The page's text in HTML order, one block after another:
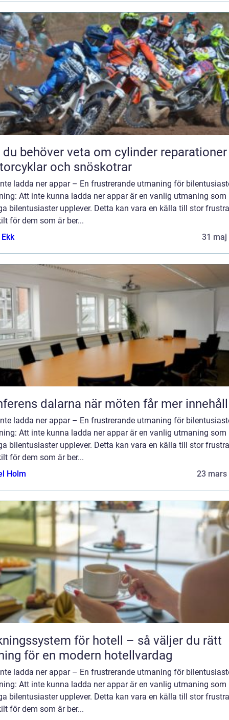
behöver veta om cylinder
och snöskotrar
ladda ner appar – En frustrerande utmaning för
Att inte kunna ladda ner appar är en vanlig utmaning som
bilentusiaster upplever. Detta kan vara en källa till stor
för dem som är ber...
31 maj
Konferens dalarna när möten får mer innehåll
ladda ner appar – En frustrerande utmaning för
Att inte kunna ladda ner appar är en vanlig utmaning som
bilentusiaster upplever. Detta kan vara en källa till stor
för dem som är ber...
Holm
23 mars
för hotell – så väljer du rätt
för en modern hotellvardag
ladda ner appar – En frustrerande utmaning för
Att inte kunna ladda ner appar är en vanlig utmaning som
bilentusiaster upplever. Detta kan vara en källa till stor
för dem som är ber...